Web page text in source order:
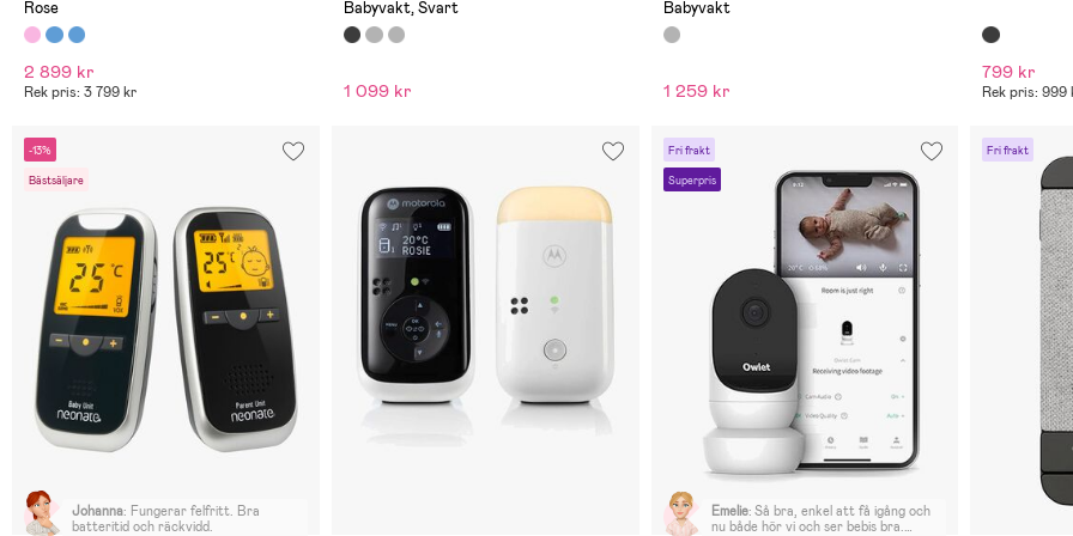
Rose
2 899 kr
Rek pris: 3 799 kr
Babyvakt, Svart
1 099 kr
Babyvakt
1 259 kr
799 kr
Rek pris: 999
-13%
Bästsäljare
Johanna: Fungerar felfritt. Bra
batteritid och räckvidd.
Fri frakt
Superpris
Emelie: Så bra, enkel att få igång och
nu både hör vi och ser bebis bra.
Fri frakt